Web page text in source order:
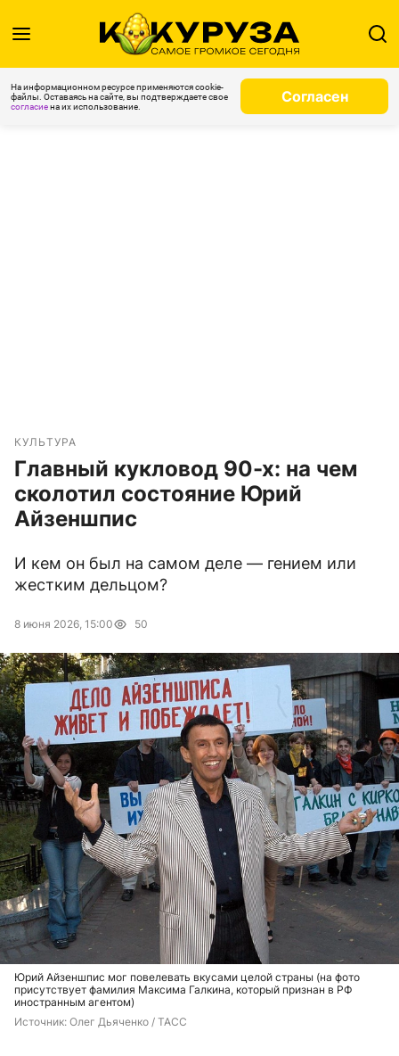
На информационном ресурсе применяются cookie-
файлы. Оставаясь на сайте, вы подтверждаете свое
согласиена их использование.
Согласен
КУЛЬТУРА
Главный кукловод 90-х: на чем
сколотил состояние Юрий
Айзеншпис
И кем он был на самом деле — гением или
жестким дельцом?
8 июня 2026, 15:00 50
Юрий Айзеншпис мог повелевать вкусами целой страны (на фото
присутствует фамилия Максима Галкина, который признан в РФ
иностранным агентом)
Источник: Олег Дьяченко / ТАСС